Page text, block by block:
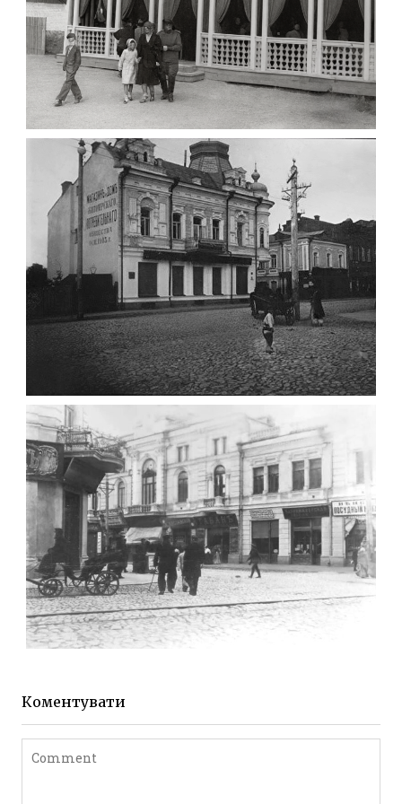
ПАВІЛЬЙОН МОРОЗИВА ЖИТОМИР 1947
Фото Житомир (1945-
1960)
Leave a comment
ФОТО ЖИТОМИРА 1905 ВУЛ.
МИХАЙЛІВСЬКА-СКОРУЛЬСЬКОГО
Фото Житомира період
до 1917 року
Leave a comment
ЖИТОМИР МИХАЙЛІВСЬКА 1903 РОКУ
Коментувати